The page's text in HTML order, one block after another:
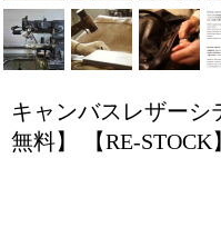
キャンバスレザーシ
無料】 【RE-STOCK